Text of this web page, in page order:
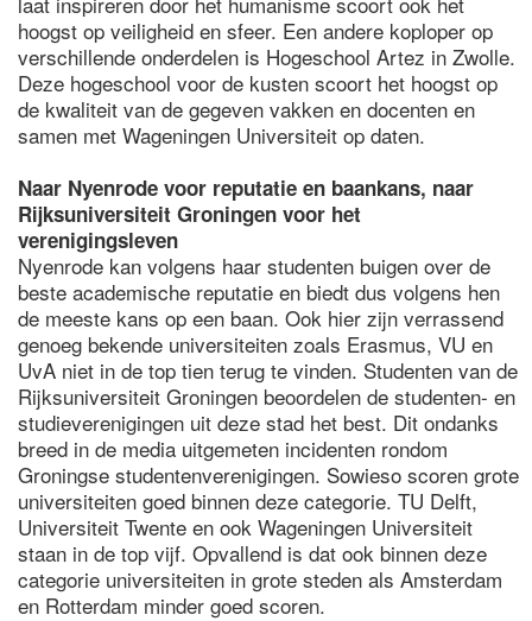
hoogst op veiligheid en sfeer. Een andere koploper op
verschillende onderdelen is Hogeschool Artez in Zwolle.
Deze hogeschool voor de kusten scoort het hoogst op
de kwaliteit van de gegeven vakken en docenten en
samen met Wageningen Universiteit op daten.
Naar Nyenrode voor reputatie en baankans, naar
Rijksuniversiteit Groningen voor het
verenigingsleven
Nyenrode kan volgens haar studenten buigen over de
beste academische reputatie en biedt dus volgens hen
de meeste kans op een baan. Ook hier zijn verrassend
genoeg bekende universiteiten zoals Erasmus, VU en
UvA niet in de top tien terug te vinden. Studenten van de
Rijksuniversiteit Groningen beoordelen de studenten- en
studieverenigingen uit deze stad het best. Dit ondanks
breed in de media uitgemeten incidenten rondom
Groningse studentenverenigingen. Sowieso scoren grote
universiteiten goed binnen deze categorie. TU Delft,
Universiteit Twente en ook Wageningen Universiteit
staan in de top vijf. Opvallend is dat ook binnen deze
categorie universiteiten in grote steden als Amsterdam
en Rotterdam minder goed scoren.